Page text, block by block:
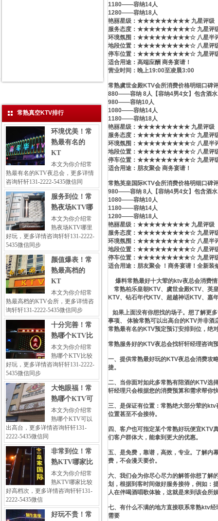
1180——容纳14人
1280——容纳18人
艳丽星级​‌‌：★★★★★★★★★ 九星评级
服务态度：★★★★★★★★★☆ 九星评
环境氛围：★★★★★★★★★☆ 八星半
地段位置：★★★★★★★★★☆ 八星评
停车位置：★★★★★★★★★☆ 九星评
适合用途：高端应酬 商务宴请！
营业时间：晚上19:00至凌晨3:00
常熟虞世金殿KTV会所消费价格明细口碑
880——容纳 8人【容纳4男4女】包含酒水
980——容纳10人
1080——容纳14人
1180——容纳18人
艳丽星级​‌‌：★★★★★★★★★ 九星评级
服务态度：★★★★★★★★★☆ 九星评
环境氛围：★★★★★★★★★☆ 八星半
地段位置：★★★★★★★★★☆ 八星评
停车位置：★★★★★★★★★☆ 九星评
适合用途：朋友聚会 商务宴请！
常熟英皇国际KTV会所消费价格明细口碑
980——容纳 8人【容纳4男4女】包含酒水
1080——容纳10人
1180——容纳14人
1280——容纳18人
艳丽星级​‌‌：★★★★★★★★★ 九星评级
服务态度：★★★★★★★★★☆ 九星评
环境氛围：★★★★★★★★★☆ 八星半
地段位置：★★★★★★★★★☆ 八星评
停车位置：★★★★★★★★★☆ 九星评
适合用途：朋友聚会 ！商务宴请！全新装
爆料常熟最好十大荤的ktv夜总会消费情
常熟柏乐皇朝KTV、虞世金殿KTV、英
KTV、钻石年代KTV、超越神话KTV、嘉
如果上面没有你想找的场子。想了解更
事项、 体验常熟可以出高台的KTV并非
常熟最有名的KTV预定预订安排到位，绝
常熟服务好的KTV夜总会找轩轩经理咨询
一、提供常熟最好玩的KTV夜总会消费攻
捷。
二、当你面对如此多常熟有陪酒的KTV选
轩经理只会根据您的消费预算和需求帮你
三、是保证有位置：常熟绝大部分荤的
位置甚至不会接待。
四、客户也可指定某个常熟好玩便宜KTV
们客户群体大，能拿到更大的优惠。
五、是免费，靠谱，高效，专业。了解内
费，不会漫天要价。
六、我们会为你尽心尽力的解答你想了解
划，根据到客时间做好服务接待，例如：
人在伴喝酒唱歌体验，这就是来到该会所
七、有什么不满的地方直接联系常熟ktv
需要
常熟真空KTV排行
环境优美！常
熟最有名的
KT
本文为你介绍常
熟最有名的KTV夜总会，更多详情
咨询轩轩131-2222-5435微信同
服务到位！常
熟夜场KTV哪
本文为你介绍常
熟夜场KTV哪里
好玩，更多详情咨询轩轩131-2222-
5435微信同步
颜值爆表！常
熟最高档的
KT
本文为你介绍常
熟最高档的KTV会所，更多详情咨
询轩轩131-2222-5435微信同步
十分完善！常
熟哪个KTV比
本文为你介绍常
熟哪个KTV比较
好玩，更多详情咨询轩轩131-2222-
5435微信同步
大饱眼福！常
熟哪个KTV可
本文为你介绍常
熟哪个KTV可以
出高台，更多详情咨询轩轩131-
2222-5435微信同
非常到位！常
熟KTV哪家比
本文为你介绍常
熟KTV哪家比较
好高档次，更多详情咨询轩轩131-
2222-5435微信
好玩不贵！常